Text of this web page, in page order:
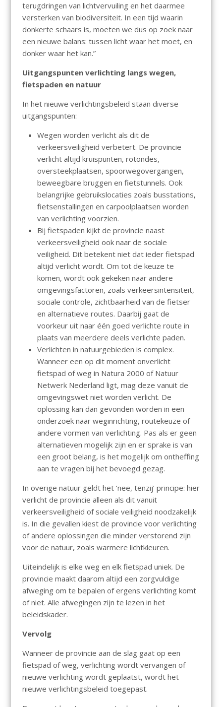
terugdringen van lichtvervuiling en het daarmee
versterken van biodiversiteit. In een tijd waarin
donkerte schaars is, moeten we dus op zoek naar
een nieuwe balans: tussen licht waar het moet, en
donker waar het kan.”
Uitgangspunten verlichting langs wegen,
fietspaden en natuur
In het nieuwe verlichtingsbeleid staan diverse
uitgangspunten:
Wegen worden verlicht als dit de
verkeersveiligheid verbetert. De provincie
verlicht altijd kruispunten, rotondes,
oversteekplaatsen, spoorwegovergangen,
beweegbare bruggen en fietstunnels. Ook
belangrijke gebruikslocaties zoals busstations,
fietsenstallingen en carpoolplaatsen worden
van verlichting voorzien.
Bij fietspaden kijkt de provincie naast
verkeersveiligheid ook naar de sociale
veiligheid. Dit betekent niet dat ieder fietspad
altijd verlicht wordt. Om tot de keuze te
komen, wordt ook gekeken naar andere
omgevingsfactoren, zoals verkeersintensiteit,
sociale controle, zichtbaarheid van de fietser
en alternatieve routes. Daarbij gaat de
voorkeur uit naar één goed verlichte route in
plaats van meerdere deels verlichte paden.
Verlichten in natuurgebieden is complex.
Wanneer een op dit moment onverlicht
fietspad of weg in Natura 2000 of Natuur
Netwerk Nederland ligt, mag deze vanuit de
omgevingswet niet worden verlicht. De
oplossing kan dan gevonden worden in een
onderzoek naar weginrichting, routekeuze of
andere vormen van verlichting. Pas als er geen
alternatieven mogelijk zijn en er sprake is van
een groot belang, is het mogelijk om ontheffing
aan te vragen bij het bevoegd gezag.
In overige natuur geldt het ‘nee, tenzij’ principe: hier
verlicht de provincie alleen als dit vanuit
verkeersveiligheid of sociale veiligheid noodzakelijk
is. In die gevallen kiest de provincie voor verlichting
of andere oplossingen die minder verstorend zijn
voor de natuur, zoals warmere lichtkleuren.
Uiteindelijk is elke weg en elk fietspad uniek. De
provincie maakt daarom altijd een zorgvuldige
afweging om te bepalen of ergens verlichting komt
of niet. Alle afwegingen zijn te lezen in het
beleidskader.
Vervolg
Wanneer de provincie aan de slag gaat op een
fietspad of weg, verlichting wordt vervangen of
nieuwe verlichting wordt geplaatst, wordt het
nieuwe verlichtingsbeleid toegepast.